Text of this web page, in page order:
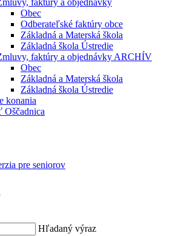
faktúry a objednávky
Obec
Odberateľské faktúry obce
Základná a Materská škola
Základná škola Ústredie
faktúry a objednávky ARCHÍV
Obec
Základná a Materská škola
Základná škola Ústredie
konania
Oščadnica
pre seniorov
Hľadaný výraz